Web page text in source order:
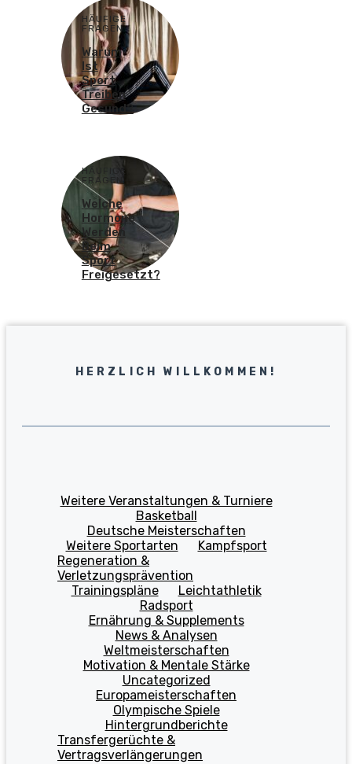
HÄUFIGE
FRAGEN
Warum
Ist
Sport
Treiben
Gesund?
HÄUFIGE
FRAGEN
Welche
Hormone
Werden
Beim
Sport
Freigesetzt?
HERZLICH WILLKOMMEN!
Weitere Veranstaltungen & Turniere
Basketball
Deutsche Meisterschaften
Weitere Sportarten
Kampfsport
Regeneration &
Verletzungsprävention
Trainingspläne
Leichtathletik
Radsport
Ernährung & Supplements
News & Analysen
Weltmeisterschaften
Motivation & Mentale Stärke
Uncategorized
Europameisterschaften
Olympische Spiele
Hintergrundberichte
Transfergerüchte &
Vertragsverlängerungen